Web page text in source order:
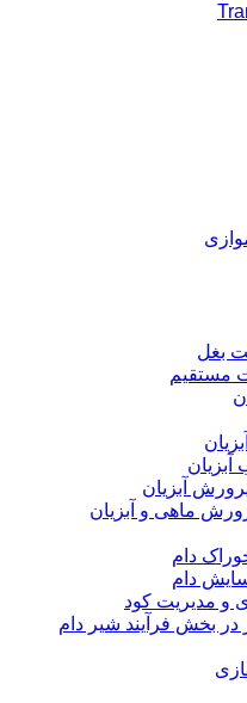
بغل
مستقیم
آبزیان
آبزیان
ماهی و آبزیان
دام
دام
و مدیریت کود
در بخش فرآیند شیر دام